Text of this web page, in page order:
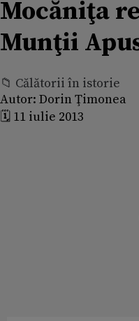
Mocăniţa
Munţii
📁 Călătorii în istorie
Autor: Dorin Ţimonea
🗓️ 11 iulie 2013